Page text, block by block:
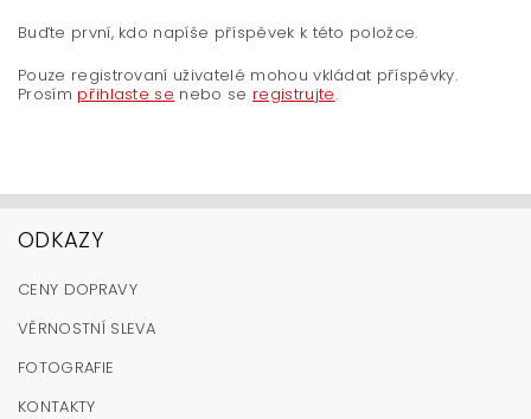
Buďte první, kdo napíše příspěvek k této položce.
Pouze registrovaní uživatelé mohou vkládat příspěvky.
Prosím přihlaste se nebo se registrujte.
ODKAZY
CENY DOPRAVY
VĚRNOSTNÍ SLEVA
FOTOGRAFIE
KONTAKTY